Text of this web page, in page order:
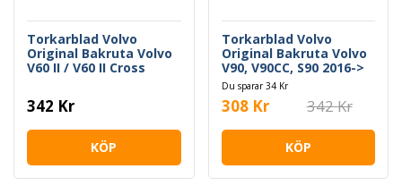
Torkarblad Volvo
Original Bakruta Volvo
V60 II / V60 II Cross
342 Kr
KÖP
Torkarblad Volvo
Original Bakruta Volvo
V90, V90CC, S90 2016->
Du sparar 34 Kr
308 Kr 342 Kr
KÖP